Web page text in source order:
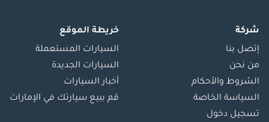
شركة
إتصل بنا
من نحن
الشروط والأحكام
السياسة الخاصة
تسجيل دخول
خريطة الموقع
السيارات المستعملة
السيارات الجديدة
أخبار السيارات
قم ببيع سيارتك في الإمارات